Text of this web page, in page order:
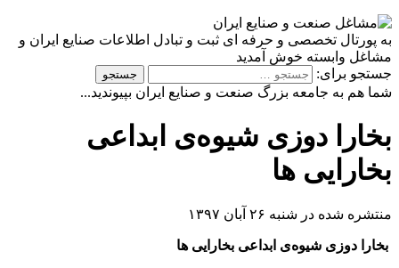
به پورتال تخصصی و حرفه ای ثبت و تبادل اطلاعات صنایع ایران و
مشاغل وابسته خوش آمدید
جستجو برای:
شما هم به جامعه بزرگ صنعت و صنایع ایران بپیوندید...
بخارا دوزی شیوه‌ی ابداعی
بخارایی ها
منتشره شده در شنبه ۲۶ آبان ۱۳۹۷
بخارا دوزی شیوه‌ی ابداعی بخارایی ها